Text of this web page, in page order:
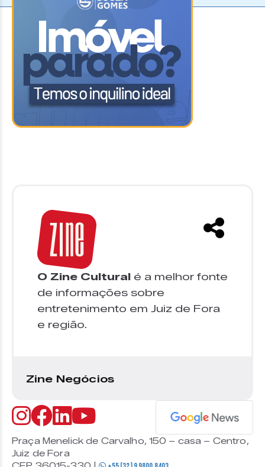
O Zine Cultural é a melhor fonte
de informações sobre
entretenimento em Juiz de Fora
e região.
Zine Negócios
Praça Menelick de Carvalho, 150 – casa – Centro,
Juiz de Fora